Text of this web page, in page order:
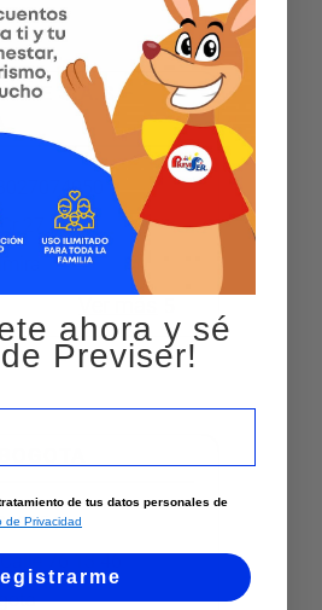
S.A.S –
3027074050
Cr 27 36-42
Calle 76 13 46
ahora y sé
Previser!
de tus datos personales de
de Privacidad